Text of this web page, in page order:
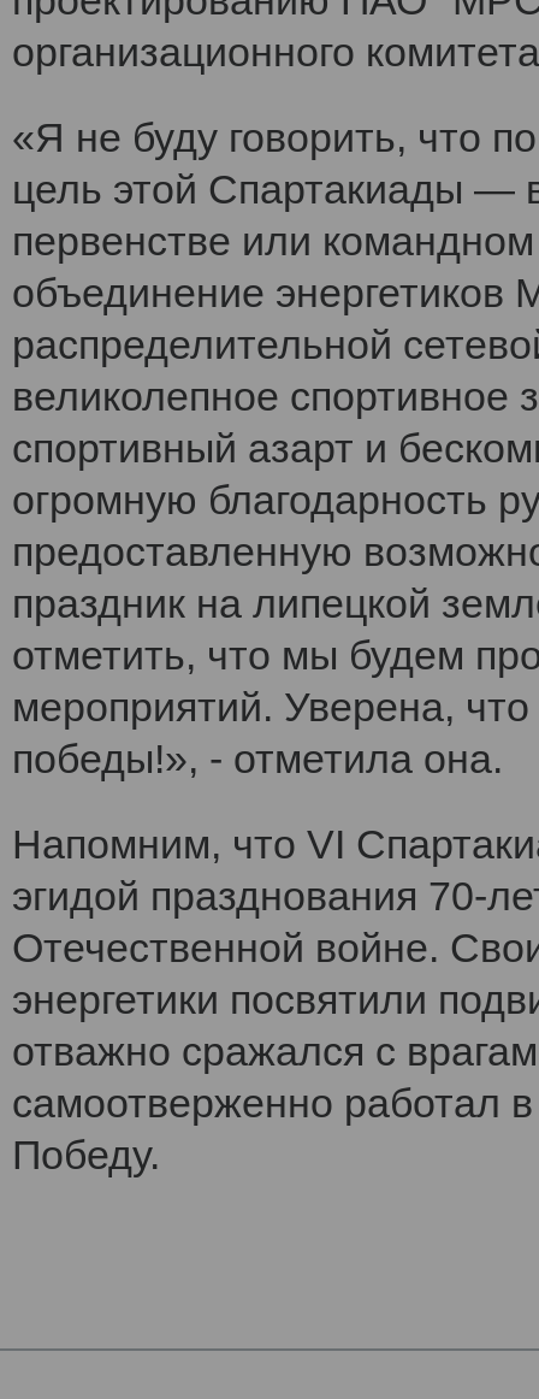
организационного
«Я не буду говорить, что
цель этой Спартакиады —
первенстве или
объединение энергетиков
распределительной
великолепное
спортивный азарт и
огромную благодарность
предоставленную
праздник на липецкой
отметить, что мы будем
мероприятий. Уверена,
победы!», - отметила она.
Напомним, что VI
эгидой празднования 70-
Отечественной войне.
энергетики посвятили
отважно сражался с
самоотверженно работал
Победу.